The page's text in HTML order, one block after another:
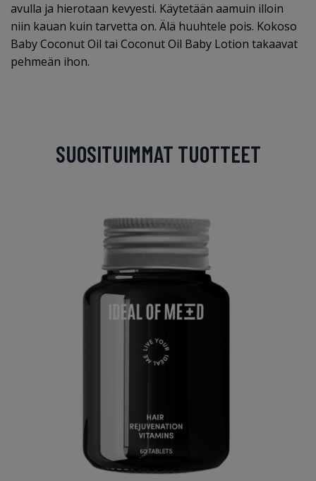
avulla ja hierotaan kevyesti. Käytetään aamuin illoin
niin kauan kuin tarvetta on. Älä huuhtele pois. Kokoso
Baby Coconut Oil tai Coconut Oil Baby Lotion takaavat
pehmeän ihon.
SUOSITUIMMAT TUOTTEET